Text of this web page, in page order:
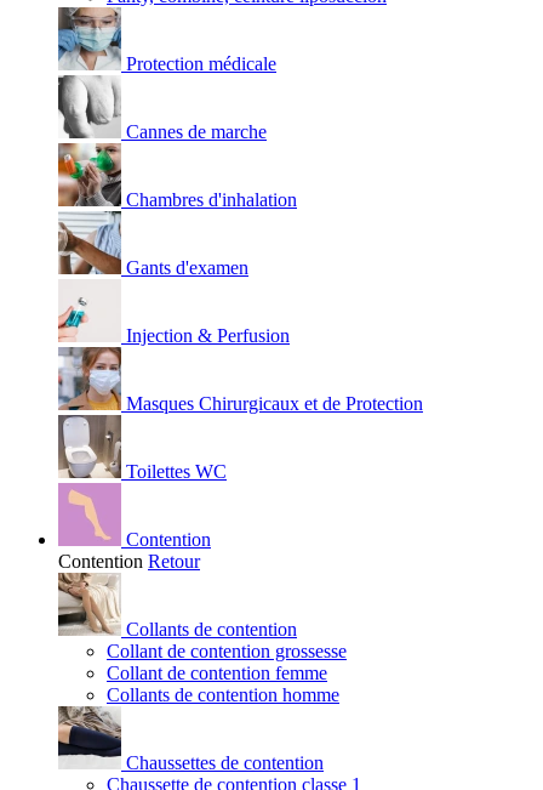
Protection médicale
Cannes de marche
Chambres d'inhalation
Gants d'examen
Injection & Perfusion
Masques Chirurgicaux et de Protection
Toilettes WC
Contention
Contention Retour
Collants de contention
Collant de contention grossesse
Collant de contention femme
Collants de contention homme
Chaussettes de contention
Chaussette de contention classe 1